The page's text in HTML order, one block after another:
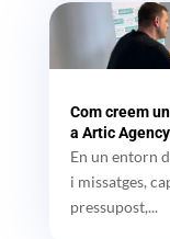
Com creem
a Artic Agency
En un entorn
i missatges,
pressupost,...